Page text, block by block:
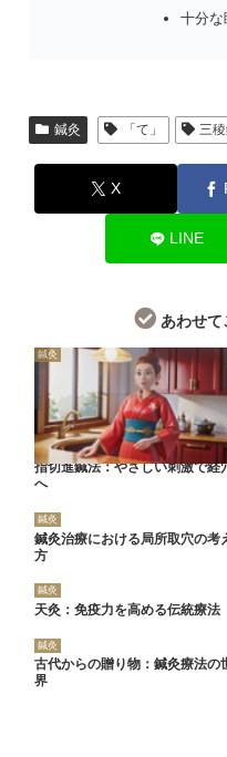
十分な
鍼灸 「て」 三
X
LINE
あわせて
鍼灸
指切進鍼法：やさしい刺激で経
へ
鍼灸
鍼灸治療における局所取穴の考
方
鍼灸
天灸：免疫力を高める伝統療法
鍼灸
古代からの贈り物：鍼灸療法の
界